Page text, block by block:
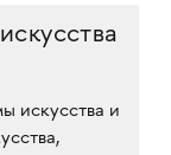
искусства и